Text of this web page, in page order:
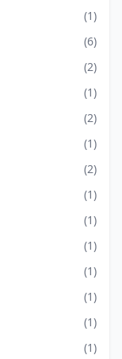
(1)
(6)
(2)
(1)
(2)
(1)
(2)
(1)
(1)
(1)
(1)
(1)
(1)
(1)